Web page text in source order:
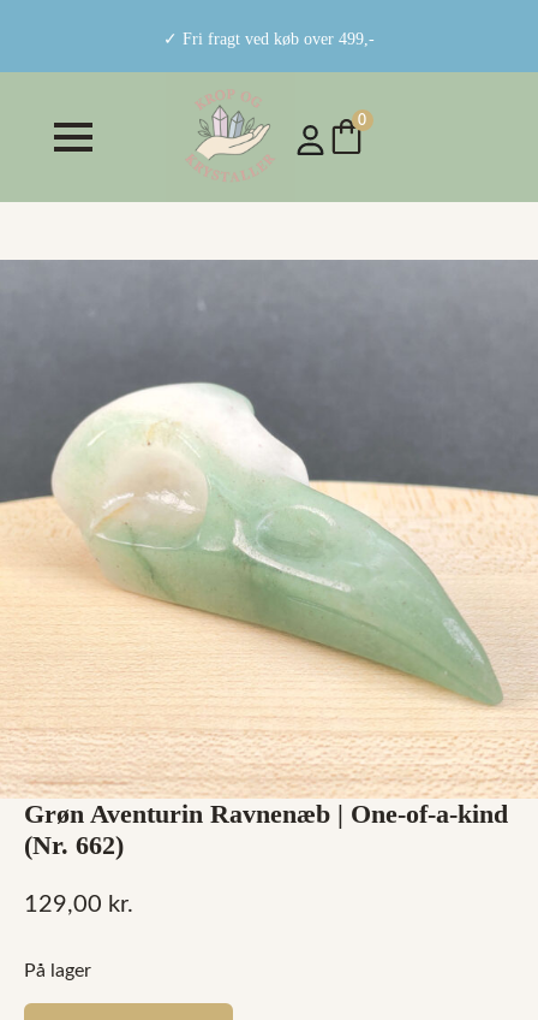
✓ Fri fragt ved køb over 499,-
0
Grøn Aventurin Ravnenæb | One-of-a-kind
(Nr. 662)
129,00 kr.
På lager